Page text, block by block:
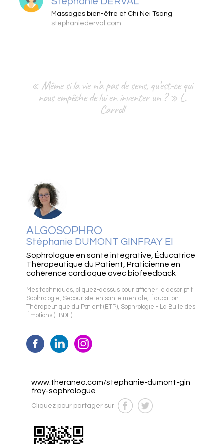
Massages bien-être et Chi Nei Tsang
stephaniederval.com
« Même si la vie n’a pas de sens, qu’est-ce qui
nous empêche de lui en inventer un ? » L.
Carroll
ALGOSOPHRO
Stéphanie DUMONT GINFRAY EI
Sophrologue en santé intégrative, Éducatrice
Thérapeutique du Patient, Praticienne en
cohérence cardiaque avec biofeedback
Mes techniques, cliquez-dessus pour afficher le descriptif :
Sophrologie, Secouriste en santé mentale, Éducation
Thérapeutique du Patient (ETP), Sophrologie - La Bulle des
Émotions (LBDE)
www.theraneo.com/stephanie-dumont-gin
fray-sophrologue
Cliquez pour partager sur